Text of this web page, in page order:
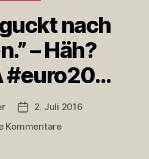
nach
– Häh?
#euro20…
Veröffentlichungsdatum
2. Juli 2016
Kommentarezu